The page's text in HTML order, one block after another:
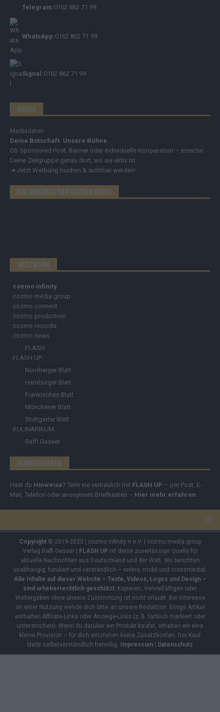
Telegram:0162 862 71 99
WhatsApp:0162 862 71 99
Signal:0162 862 71 99
MEDIA
Mediadaten
Deine Botschaft. Unsere Bühne.
Ob Sponsored Post, Banner oder individuelle Kooperation – erreiche
Deine Zielgruppe genau dort, wo sie aktiv ist.
➔ Jetzt Werbung buchen & sichtbar werden!
EIN ANGEBOT DER COZMO NEWS
NETZWERK
cozmo infinity
cozmo media group
cozmo connect
cozmo production
cozmo records
cozmo news
FLASH
FLASH UP
Nürnberger Blatt
Hamburger Blatt
Fränkisches Blatt
Münchener Blatt
Stuttgarter Blatt
KULINARIKUM.
Raffi Gasser
HINWEISGEBER
Hast du Hinweise? Teile sie vertraulich mit FLASH UP – per Post, E-
Mail, Telefon oder anonymem Briefkasten – Hier mehr erfahren
Copyright© 2019-2025 | cozmo infinity n.e.V. | cozmo media group
Verlag Raffi Gasser | FLASH UPist deine zuverlässige Quelle für
aktuelle Nachrichten aus Deutschland und der Welt. Wir berichten
unabhängig, fundiert und verständlich – online, mobil und crossmedial.
Alle Inhalte auf dieser Website – Texte, Videos, Logos und Design –
sind urheberrechtlich geschützt . Kopieren, Vervielfältigen oder
Weitergeben ohne unsere Zustimmung ist nicht erlaubt. Bei Interesse
an einer Nutzung wende dich bitte an unsere Redaktion. Einige Artikel
enthalten Affiliate-Links oder Anzeige-Links (z. B. farblich markiert oder
unterstrichen). Wenn du darüber ein Produkt kaufst, erhalten wir eine
kleine Provision – für dich entstehen keine Zusatzkosten. Der Kauf
bleibt selbstverständlich freiwillig. Impressum | Datenschutz